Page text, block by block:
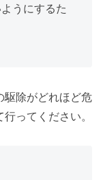
うにするた
駆除がどれほど危
ってください。